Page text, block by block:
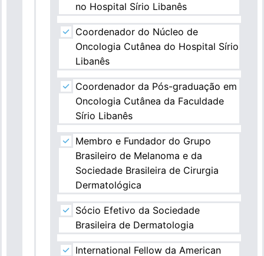
no Hospital Sírio Libanês
Coordenador do Núcleo de
Oncologia Cutânea do Hospital Sírio
Libanês
Coordenador da Pós-graduação em
Oncologia Cutânea da Faculdade
Sírio Libanês
Membro e Fundador do Grupo
Brasileiro de Melanoma e da
Sociedade Brasileira de Cirurgia
Dermatológica
Sócio Efetivo da Sociedade
Brasileira de Dermatologia
International Fellow da American